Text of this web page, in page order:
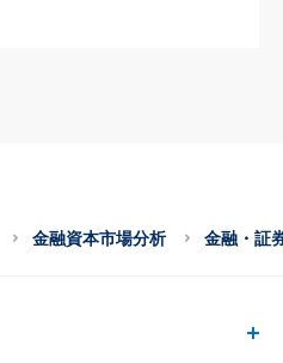
金融資本市場分析 金融・証